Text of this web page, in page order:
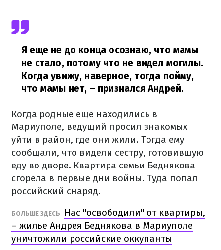
Я еще не до конца осознаю, что мамы
не стало, потому что не видел могилы.
Когда увижу, наверное, тогда пойму,
что мамы нет, – признался Андрей.
Когда родные еще находились в
Мариуполе, ведущий просил знакомых
уйти в район, где они жили. Тогда ему
сообщали, что видели сестру, готовившую
еду во дворе. Квартира семьи Беднякова
сгорела в первые дни войны. Туда попал
российский снаряд.
БОЛЬШЕ ЗДЕСЬ
Нас "освободили" от квартиры,
– жилье Андрея Беднякова в Мариуполе
уничтожили российские оккупанты